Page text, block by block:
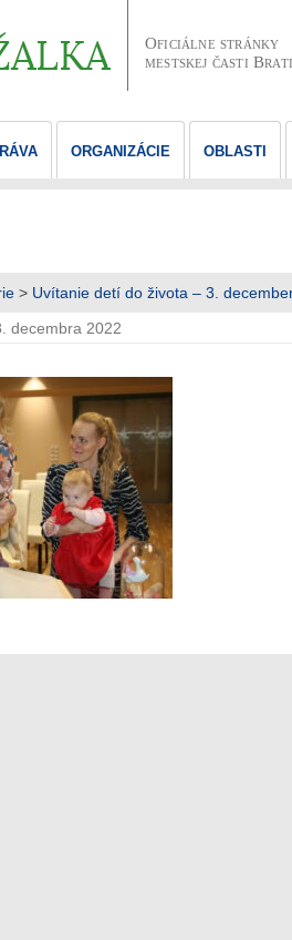
Oficiálne stránky
mestskej časti
ORGANIZÁCIE OBLASTI
> Uvítanie detí do života – 3.
decembra 2022